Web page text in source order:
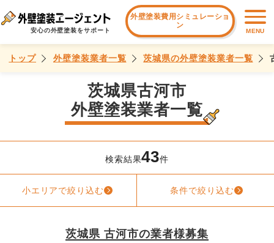
安心の外壁塗装をサポート
外壁塗装費用シミュレーショ
ン
MENU
トップ 外壁塗装業者一覧 茨城県の外壁塗装業者一覧
茨城県古河市
外壁塗装業者一覧
検索結果43件
小エリアで絞り込む 条件で絞り込む
茨城県 古河市の業者様募集